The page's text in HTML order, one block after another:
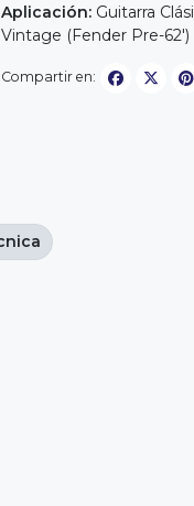
Aplicación: Guitarra
Vintage (Fender Pre-62')
Compartir en: